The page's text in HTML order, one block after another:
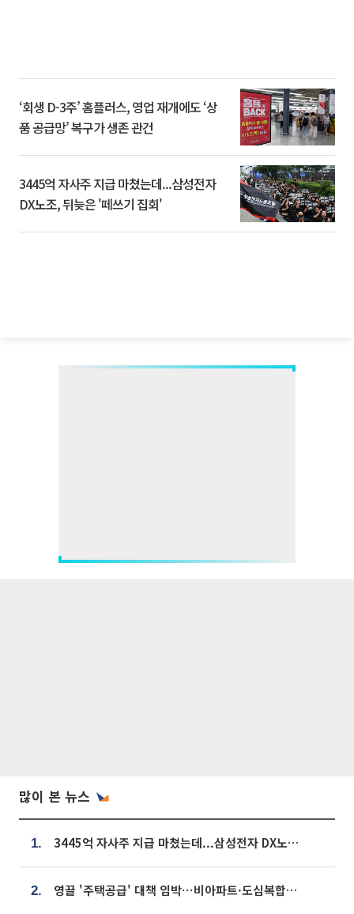
‘회생 D-3주’ 홈플러스, 영업 재개에도 ‘상
품 공급망’ 복구가 생존 관건
3445억 자사주 지급 마쳤는데...삼성전자
DX노조, 뒤늦은 '떼쓰기 집회'
많이 본 뉴스
1. 3445억 자사주 지급 마쳤는데...삼성전자 DX노조, 뒤늦은 '떼쓰기 집회'
2. 영끌 '주택공급' 대책 임박⋯비아파트·도심복합까지 총동원